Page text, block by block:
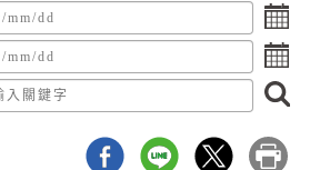
點
擊
選
擇
期
日
點
擊
擇
期
尋